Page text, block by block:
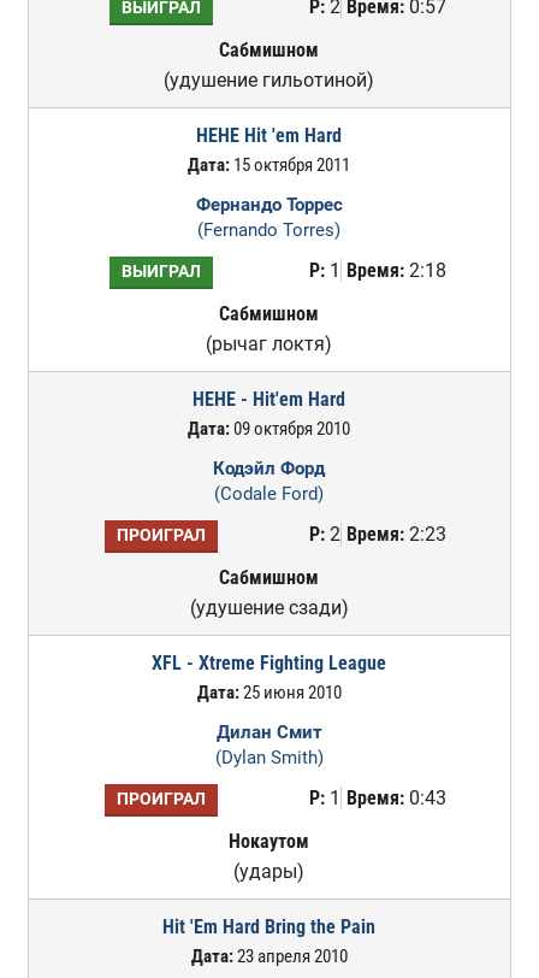
ВЫИГРАЛ Р:2 Время:0:57
Сабмишном
(удушение гильотиной)
HEHE Hit 'em Hard
Дата: 15 октября 2011
Фернандо Торрес
(Fernando Torres)
ВЫИГРАЛ Р:1 Время:2:18
Сабмишном
(рычаг локтя)
HEHE - Hit'em Hard
Дата:09 октября 2010
Кодэйл Форд
(Codale Ford)
ПРОИГРАЛ Р:2 Время:2:23
Сабмишном
(удушение сзади)
XFL - Xtreme Fighting League
Дата:25 июня 2010
Дилан Смит
(Dylan Smith)
ПРОИГРАЛ Р:1 Время:0:43
Нокаутом
(удары)
Hit 'Em Hard Bring the Pain
Дата:23 апреля 2010